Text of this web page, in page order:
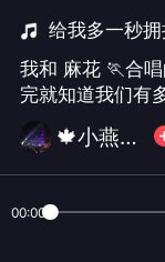
给我多一秒
我和 麻花 🏃合
完就知道我们有
🍁小燕子883369🍁拒币
00:00